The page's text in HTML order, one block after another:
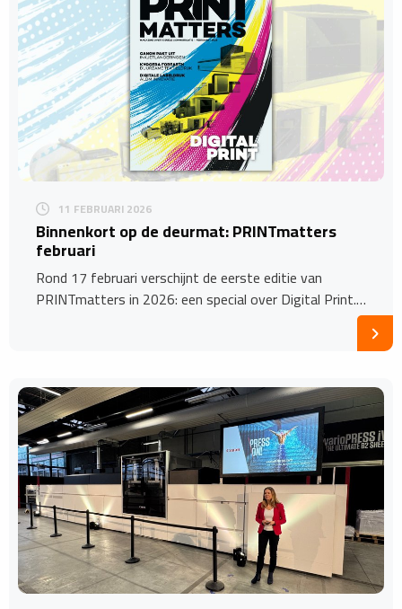
11 FEBRUARI 2026
Binnenkort op de deurmat: PRINTmatters
februari
Rond 17 februari verschijnt de eerste editie van
PRINTmatters in 2026: een special over Digital Print.…